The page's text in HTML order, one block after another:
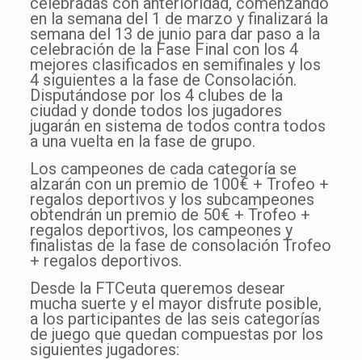
en la semana del 1 de marzo y finalizará la
semana del 13 de junio para dar paso a la
celebración de la Fase Final con los 4
mejores clasificados en semifinales y los
4 siguientes a la fase de Consolación.
Disputándose por los 4 clubes de la
ciudad y donde todos los jugadores
jugarán en sistema de todos contra todos
a una vuelta en la fase de grupo.
Los campeones de cada categoría se
alzarán con un premio de 100€ + Trofeo +
regalos deportivos y los subcampeones
obtendrán un premio de 50€ + Trofeo +
regalos deportivos, los campeones y
finalistas de la fase de consolación Trofeo
+ regalos deportivos.
Desde la FTCeuta queremos desear
mucha suerte y el mayor disfrute posible,
a los participantes de las seis categorías
de juego que quedan compuestas por los
siguientes jugadores: